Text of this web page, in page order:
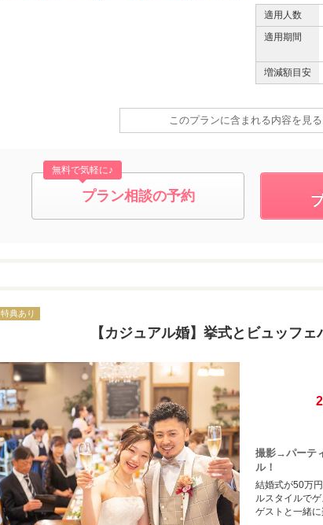
適用人数
適用期間
増減額目安
このプランに含まれる内容を見る
無料で気軽に♪
プラン相談の予約
特典あり
【カジュアル婚】挙式とビュッフ
撮影→パーテ
ル！
結婚式が50万
ルスタイルで
ゲストと一緒